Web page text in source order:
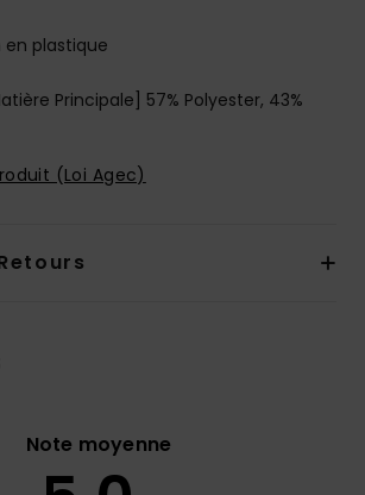
plastique
Principale] 57% Polyester, 43%
(Loi Agec)
Note moyenne